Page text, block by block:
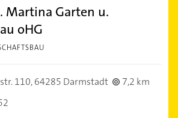
Martina Garten u.
oHG
110,64285 Darmstadt
7,2 km